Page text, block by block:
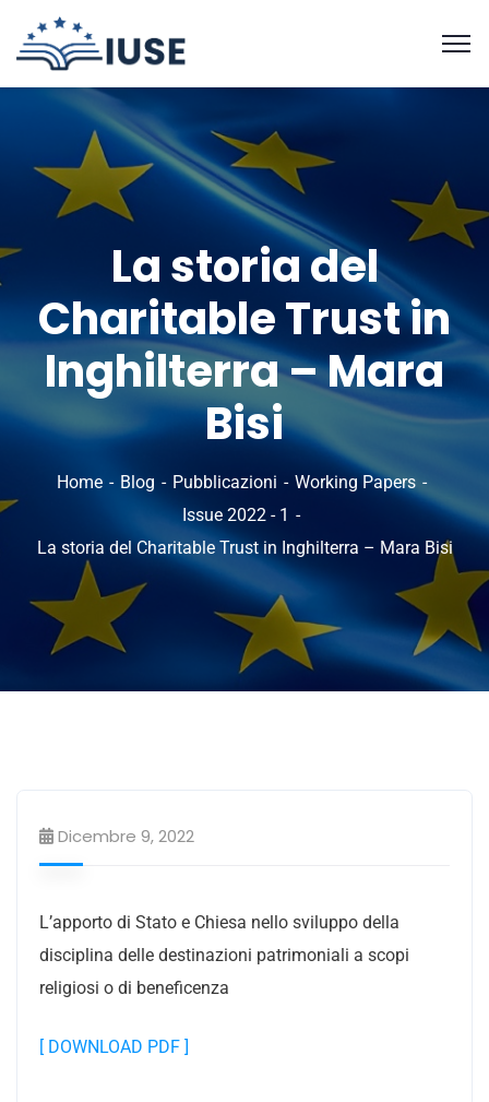
La storia del
Charitable Trust in
Inghilterra – Mara
Bisi
Home Blog Pubblicazioni
Working Papers
Issue 2022 - 1
La storia del Charitable Trust in Inghilterra – Mara Bisi
Dicembre 9, 2022
L’apporto di Stato e Chiesa nello sviluppo della
disciplina delle destinazioni patrimoniali a scopi
religiosi o di beneficenza
[ DOWNLOAD PDF ]